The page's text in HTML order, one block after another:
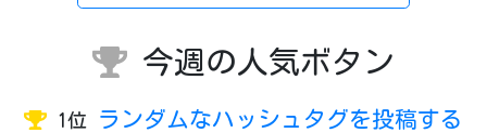
今週の人気ボタン
1位
ランダムなハッシュタグを投稿する